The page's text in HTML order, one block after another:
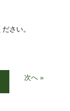
さい。
次へ »